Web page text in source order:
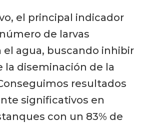
el principal indicador
de larvas
agua, buscando inhibir
diseminación de la
resultados
significativos en
con un 83% de